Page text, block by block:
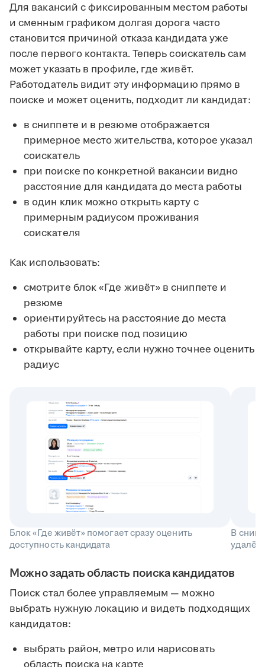
Для вакансий с фиксированным местом работы
и сменным графиком долгая дорога часто
становится причиной отказа кандидата уже
после первого контакта. Теперь соискатель сам
может указать в профиле, где живёт.
Работодатель видит эту информацию прямо в
поиске и может оценить, подходит ли кандидат:
в сниппете и в резюме отображается
примерное место жительства, которое указал
соискатель
при поиске по конкретной вакансии видно
расстояние для кандидата до места работы
в один клик можно открыть карту с
примерным радиусом проживания
соискателя
Как использовать:
смотрите блок «Где живёт» в сниппете и
резюме
ориентируйтесь на расстояние до места
работы при поиске под позицию
открывайте карту, если нужно точнее оценить
радиус
Блок «Где живёт» помогает сразу оценить
доступность кандидата
В
Можно задать область поиска кандидатов
Поиск стал более управляемым — можно
выбрать нужную локацию и видеть подходящих
кандидатов:
выбрать район, метро или нарисовать